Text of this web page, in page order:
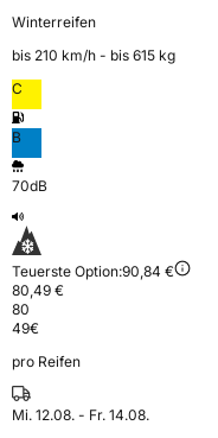
Winterreifen
bis 210 km⁠/⁠h - bis 615 kg
C
B
70dB
Teuerste Option:90,84 €
80,49 €
80
49€
pro Reifen
Mi. 12.08. - Fr. 14.08.